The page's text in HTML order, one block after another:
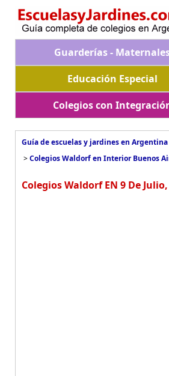
Guarderías -
Educación Especial
Colegios con
Guía de escuelas y jardines en Argentina
>Colegios Waldorf en Interior Buenos
Colegios Waldorf EN 9 De